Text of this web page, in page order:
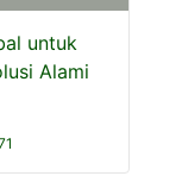
untuk
Alami